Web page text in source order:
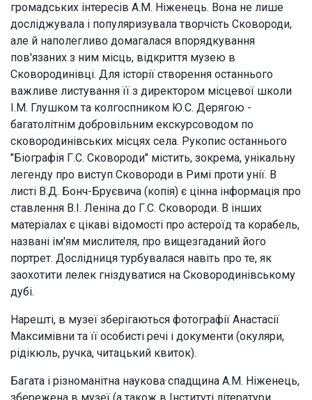
громадських інтересів A.M. Ніженець. Вона не лише
досліджувала і популяризувала творчість Сковороди,
але й наполегливо домагалася впорядкування
пов'язаних з ним місць, відкриття музею в
Сковородинівці. Для історії створення останнього
важливе листування її з директором місцевої школи
І.М. Глушком та колгоспником Ю.С. Дерягою -
багатолітнім добровільним екскурсоводом по
сковородинівських місцях села. Рукопис останнього
"Біографія Г.С. Сковороди" містить, зокрема, унікальну
легенду про виступ Сковороди в Римі проти унії. В
листі В.Д. Бонч-Бруєвича (копія) є цінна інформація про
ставлення В.І. Леніна до Г.С. Сковороди. В інших
матеріалах є цікаві відомості про астероїд та корабель,
названі ім'ям мислителя, про вищезгаданий його
портрет. Дослідниця турбувалася навіть про те, як
заохотити лелек гніздуватися на Сковородинівському
дубі.
Нарешті, в музеї зберігаються фотографії Анастасії
Максимівни та її особисті речі і документи (окуляри,
рідікюль, ручка, читацький квиток).
Багата і різноманітна наукова спадщина A.M. Ніженець,